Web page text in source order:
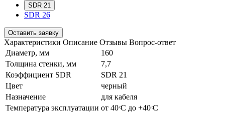
SDR 21
SDR 26
Оставить заявку
Характеристики Описание Отзывы Вопрос-ответ
Диаметр, мм
160
Толщина стенки, мм
7,7
Коэффициент SDR
SDR 21
Цвет
черный
Назначение
для кабеля
Температура эксплуатации от 40 ͦС до +40 ͦС